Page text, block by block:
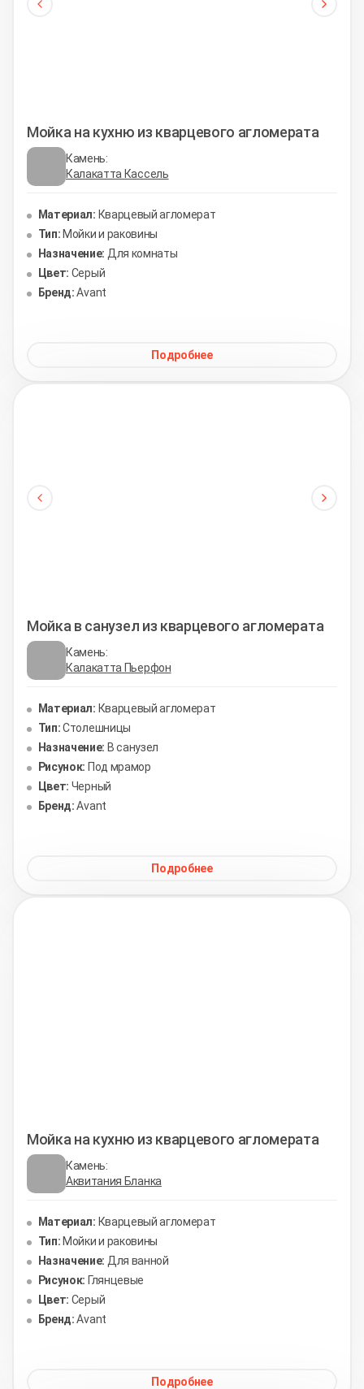
Мойка на кухню из кварцевого агломерата
Камень:
Калакатта Кассель
Материал: Кварцевый агломерат
Тип: Мойки и раковины
Назначение: Для комнаты
Цвет: Серый
Бренд: Avant
Подробнее
Мойка в санузел из кварцевого агломерата
Камень:
Калакатта Пьерфон
Материал: Кварцевый агломерат
Тип:Столешницы
Назначение: В санузел
Рисунок: Под мрамор
Цвет: Черный
Бренд: Avant
Подробнее
Мойка на кухню из кварцевого агломерата
Камень:
Аквитания Бланка
Материал: Кварцевый агломерат
Тип:Мойки и раковины
Назначение: Для ванной
Рисунок: Глянцевые
Цвет: Серый
Бренд: Avant
Подробнее